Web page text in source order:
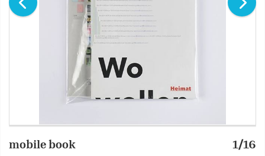
mobile book 1/16